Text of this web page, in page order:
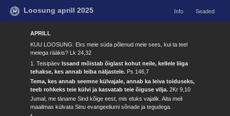
Loosung aprill 2025 Info Seaded
APRILL
KUU LOOSUNG: Eks meie süda põlenud meie sees, kui ta teel
meiega rääkis? Lk 24,32
1. Teisipäev Issand mõistab õiglast kohut neile, kellele liiga
tehakse, kes annab leiba näljastele. Ps 146,7
Tema, kes annab seemne külvajale, annab ka leiva toiduseks,
teeb rohkeks teie külvi ja kasvatab teie õiguse vilja.2Kr 9,10
Jumal, me täname Sind kõige eest, mis eluks vajalik. Aita meil
maailmas külvata Sinu evangeeliumi sõnade ja tegudega.